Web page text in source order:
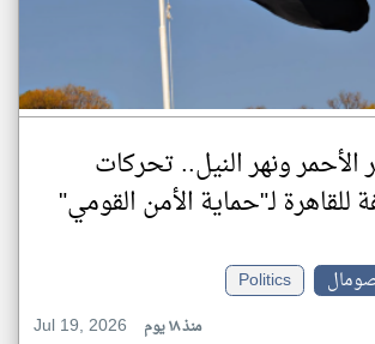
الأحمر ونهر النيل.. تحركات
للقاهرة لـ"حماية الأمن القومي"
Politics
Jul 19, 2026
منذ ١٨ يوم